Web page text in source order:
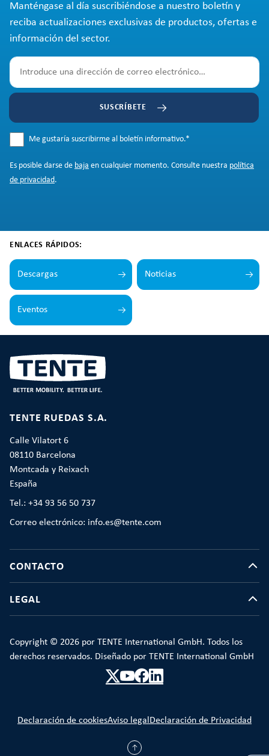
Manténgase al día suscribiéndose a nuestro boletín y
reciba actualizaciones exclusivas de productos, ofertas e
información del sector.
SUSCRÍBETE
Me gustaría suscribirme al boletín informativo.*
Es posible darse de baja en cualquier momento. Consulte nuestra política
de privacidad.
ENLACES RÁPIDOS:
Descargas Noticias
Eventos
TENTE RUEDAS S.A.
Calle Vilatort 6
08110 Barcelona
Montcada y Reixach
España
Tel.: +34 93 56 50 737
Correo electrónico: info.es@tente.com
CONTACTO
LEGAL
Copyright © 2026 por TENTE International GmbH. Todos los
derechos reservados. Diseñado por TENTE International GmbH
Declaración de cookiesAviso legal Declaración de Privacidad